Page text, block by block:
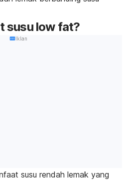
susu low fat?
Iklan
susu rendah lemak yang